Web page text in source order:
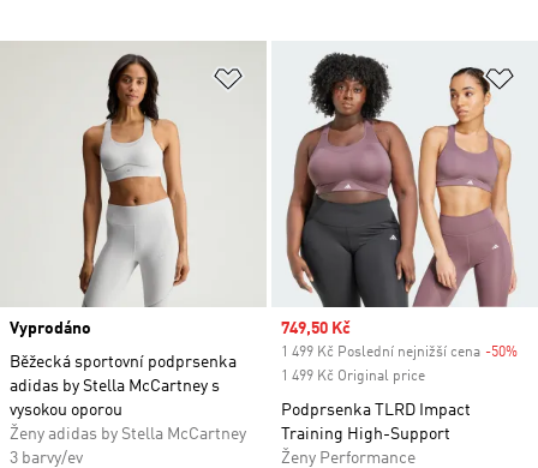
Přidat do seznamu přání
Vyprodáno
Běžecká sportovní podprsenka
adidas by Stella McCartney s
vysokou oporou
Ženy adidas by Stella McCartney
3 barvy/ev
Sale price
749,50 Kč
1 499 Kč Poslední nejnižší cena -50%
1 499 Kč Original price
Podprsenka TLRD Impact
Training High-Support
Ženy Performance